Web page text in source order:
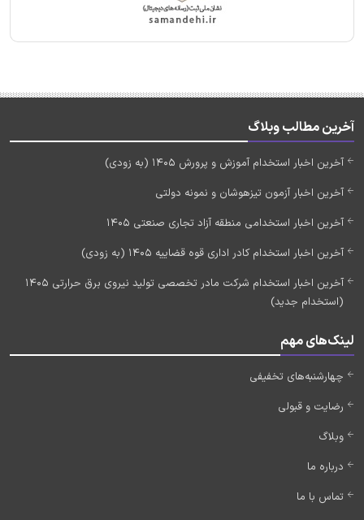
آخرین مطالب وبلاگ
آخرین اخبار استخدام آموزش و پرورش 1405 (به زودی)
آخرین اخبار آزمون تیزهوشان و نمونه دولتی
آخرین اخبار استخدامی منطقه آزاد تجاری صنعتی 1405
آخرین اخبار استخدام کادر اداری قوه قضاییه 1405 (به زودی)
آخرین اخبار استخدام شرکت مادر تخصصی تولید نیروی برق حرارتی 1405
(استخدام جدید)
لینک‌های مهم
چهارشنبه‌های تخفیفی
رضایت و قبولی
وبلاگ
درباره ما
تماس با ما